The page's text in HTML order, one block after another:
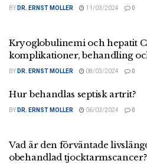
BY DR. ERNST MOLLER 11/03/2024 0
Kryoglobulinemi och hepatit
komplikationer, behandling
BY DR. ERNST MOLLER 08/03/2024 0
Hur behandlas septisk artrit?
BY DR. ERNST MOLLER 06/03/2024 0
Vad är den förväntade
obehandlad tjocktarmscancer?